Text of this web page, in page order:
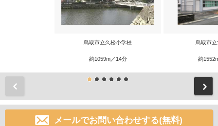
鳥取市立久松小学校
約1059m／14分
鳥取市
約
メールでお問い合わせする(無料)